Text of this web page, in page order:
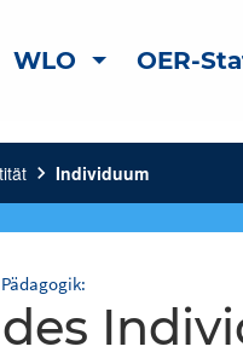
WLO OER-
chevron_right Individuum
des